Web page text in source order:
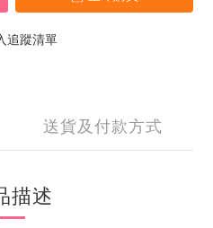
追蹤清單
送貨及付款方式
描述